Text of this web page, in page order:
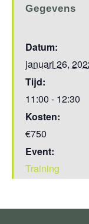
Gegevens
Datum:
januari 26,
Tijd:
11:00 - 12:30
Kosten:
€750
Event:
Training